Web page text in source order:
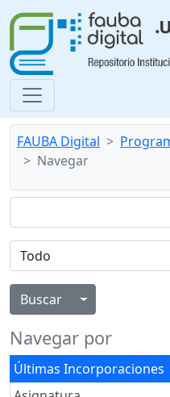
FAUBA Digital
Navegar
Alternar menú
Navegar por
Últimas Incorporaciones